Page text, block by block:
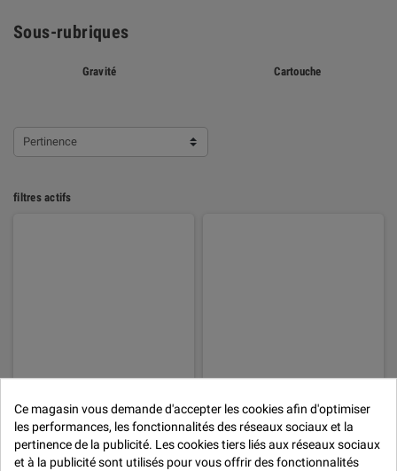
Sous-rubriques
Gravité Cartouche
Pertinence
filtres actifs
Pistolet manuel pour cartouche
€11,68
Pistolet pneumatique pour
cartouche
€54,91
Ce magasin vous demande d'accepter les cookies afin d'optimiser
les performances, les fonctionnalités des réseaux sociaux et la
pertinence de la publicité. Les cookies tiers liés aux réseaux sociaux
et à la publicité sont utilisés pour vous offrir des fonctionnalités